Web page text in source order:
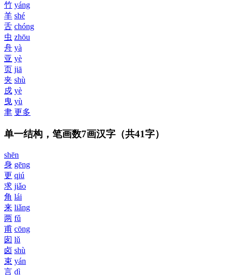
竹 yáng
羊 shé
舌 chóng
虫 zhōu
舟 yà
亚 yè
页 jiā
夹 shù
戍 yè
曳 yù
聿 更多
单一结构，笔画数7画汉字 （共41字）
shēn
身 gēng
更 qiú
求 jiǎo
角 lái
来 liǎng
两 fǔ
甫 cōng
囱 lǔ
卤 shù
束 yán
言 dì